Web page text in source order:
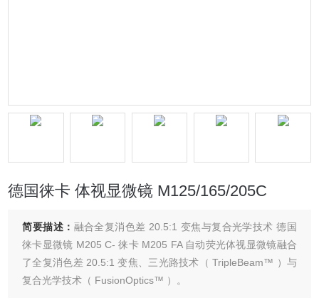
德国徕卡 体视显微镜 M125/165/205C
简要描述： 融合全复消色差 20.5:1 变焦与复合光学技术 德国
徕卡显微镜 M205 C- 徕卡 M205 FA 自动荧光体视显微镜融合
了全复消色差 20.5:1 变焦、三光路技术（ TripleBeam™ ）与
复合光学技术（ FusionOptics™ ）。